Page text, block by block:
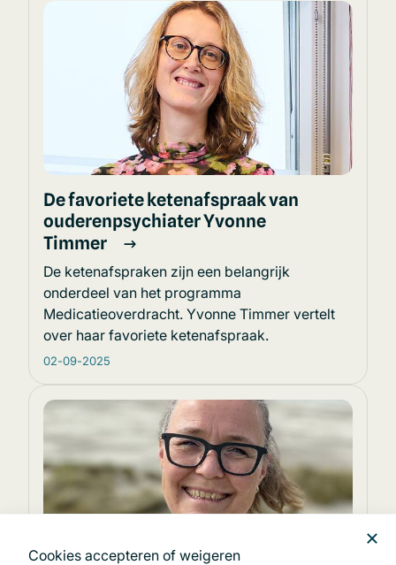
Cookies accepteren of weigeren
De favoriete ketenafspraak van
ouderenpsychiater Yvonne
Timmer
De ketenafspraken zijn een belangrijk
onderdeel van het programma
Medicatieoverdracht. Yvonne Timmer vertelt
over haar favoriete ketenafspraak.
02-09-2025